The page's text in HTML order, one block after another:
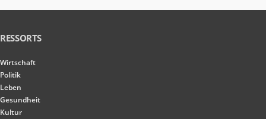
RESSORTS
Wirtschaft
Politik
Leben
Gesundheit
Kultur